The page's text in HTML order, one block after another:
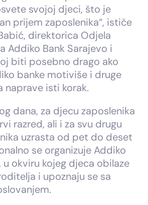
svojoj djeci, što je
prijem zaposlenika“, ističe
direktorica Odjela
Addiko Bank Sarajevo i
biti posebno drago ako
banke motiviše i druge
naprave isti korak.
dana, za djecu zaposlenika
razred, ali i za svu drugu
uzrasta od pet do deset
se organizuje Addiko
okviru kojeg djeca obilaze
i upoznaju se sa